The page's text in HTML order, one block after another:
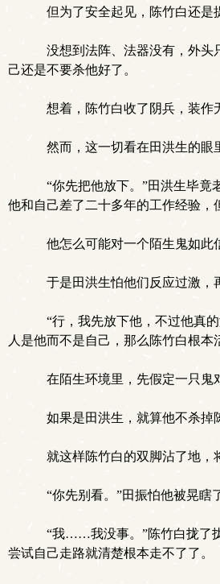
但为了安全起见，陈竹白还是
没想到法阵、法器没有，外头
己还是不要杀他好了。
想着，陈竹白收了阴兵，装作
然而，这一切看在田洪生的眼
“你先把他放下。”田洪生毕竟
他和自己差了二十多年的工作经验，
他怎么可能对一个陌生鬼如此
于是田洪生怕他们反应过激，
“行，我先放下他，不过他真
人是他而不是自己，那么陈竹白根本
在陌生环境里，先假定一只鬼
如果是田洪生，就算他不杀掉
就这样陈竹白的双脚沾了地，
“你先别看。”田振怕他被晃瞎
“我……我没事。”陈竹白拢了拢
尝试自己走路就清楚根本走不了了。